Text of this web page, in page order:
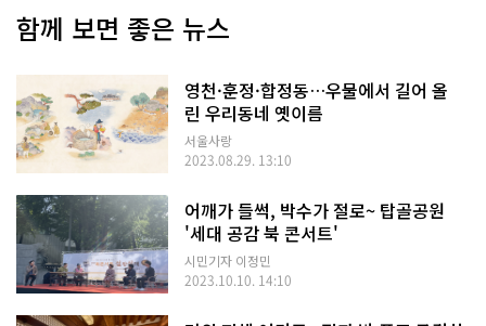
함께 보면 좋은 뉴스
영천·훈정·합정동…우물에서 길어 올
린 우리동네 옛이름
서울사랑
2023.08.29. 13:10
어깨가 들썩, 박수가 절로~ 탑골공원
'세대 공감 북 콘서트'
시민기자 이정민
2023.10.10. 14:10